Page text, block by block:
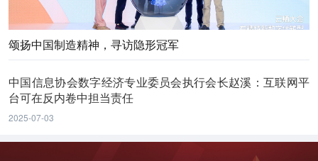
颂扬中国制造精神，寻访隐形冠军
中国信息协会数字经济专业委员会执行会长赵溪：互联网平
台可在反内卷中担当责任
2025-07-03